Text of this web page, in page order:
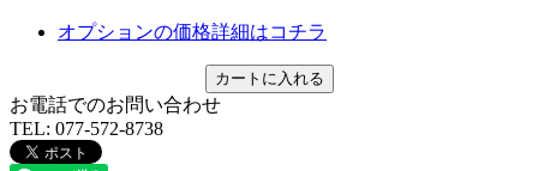
オプションの価格詳細はコチラ
お電話でのお問い合わせ
TEL: 077-572-8738